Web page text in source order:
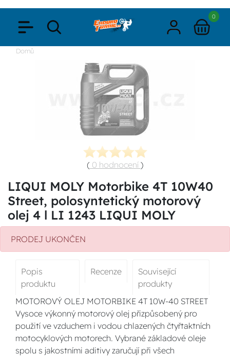
0
Domů
( 0 hodnocení )
LIQUI MOLY Motorbike 4T 10W40
Street, polosyntetický motorový
olej 4 l LI 1243 LIQUI MOLY
PRODEJ UKONČEN
Popis
produktu
Recenze
Související
produkty
MOTOROVÝ OLEJ MOTORBIKE 4T 10W-40 STREET
Vysoce výkonný motorový olej přizpůsobený pro
použití ve vzduchem i vodou chlazených čtyřtaktních
motocyklových motorech. Vybrané základové oleje
spolu s jakostními aditivy zaručují při všech